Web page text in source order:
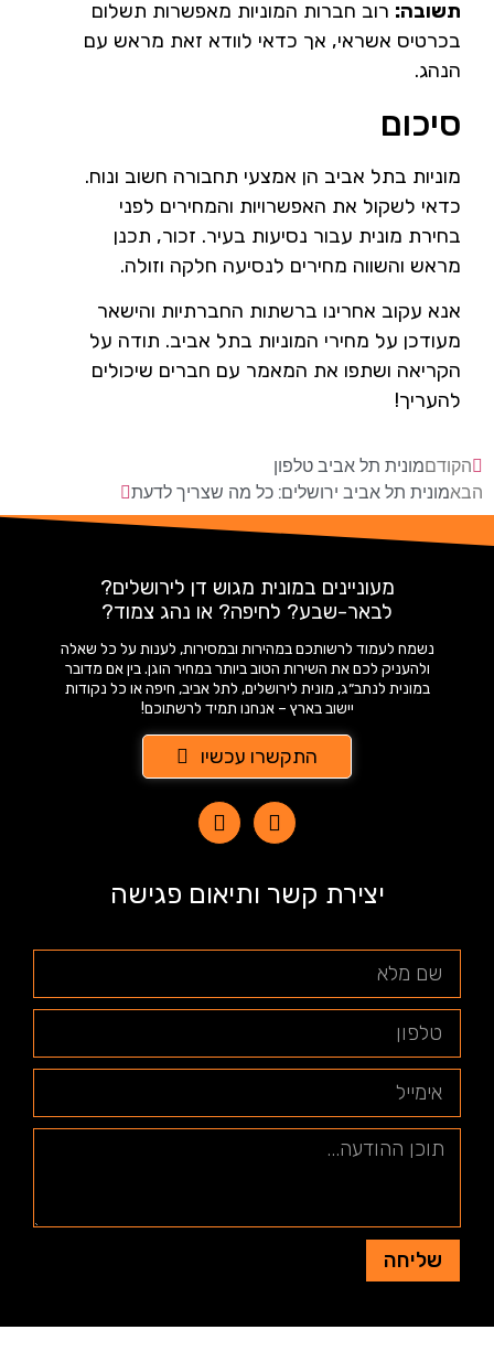
תשובה: רוב חברות המוניות מאפשרות תשלום
בכרטיס אשראי, אך כדאי לוודא זאת מראש עם
הנהג.
סיכום
מוניות בתל אביב הן אמצעי תחבורה חשוב ונוח.
כדאי לשקול את האפשרויות והמחירים לפני
בחירת מונית עבור נסיעות בעיר. זכור, תכנן
מראש והשווה מחירים לנסיעה חלקה וזולה.
אנא עקוב אחרינו ברשתות החברתיות והישאר
מעודכן על מחירי המוניות בתל אביב. תודה על
הקריאה ושתפו את המאמר עם חברים שיכולים
להעריך!
הקודםמונית תל אביב טלפון
הבאמונית תל אביב ירושלים: כל מה שצריך לדעת
מעוניינים במונית מגוש דן לירושלים?
לבאר-שבע? לחיפה? או נהג צמוד?
נשמח לעמוד לרשותכם במהירות ובמסירות, לענות על כל שאלה
ולהעניק לכם את השירות הטוב ביותר במחיר הוגן. בין אם מדובר
במונית לנתב״ג, מונית לירושלים, לתל אביב, חיפה או כל נקודות
יישוב בארץ – אנחנו תמיד לרשתוכם!
התקשרו עכשיו
יצירת קשר ותיאום פגישה
שליחה